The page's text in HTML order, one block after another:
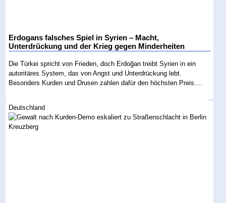
Erdogans falsches Spiel in Syrien – Macht,
Unterdrückung und der Krieg gegen Minderheiten
Die Türkei spricht von Frieden, doch Erdoğan treibt Syrien in ein
autoritäres System, das von Angst und Unterdrückung lebt.
Besonders Kurden und Drusen zahlen dafür den höchsten Preis....
Deutschland